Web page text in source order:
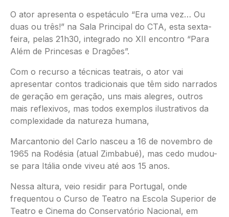
O ator apresenta o espetáculo “Era uma vez… Ou
duas ou três!” na Sala Principal do CTA, esta sexta-
feira, pelas 21h30, integrado no XII encontro “Para
Além de Princesas e Dragões”.
Com o recurso a técnicas teatrais, o ator vai
apresentar contos tradicionais que têm sido narrados
de geração em geração, uns mais alegres, outros
mais reflexivos, mas todos exemplos ilustrativos da
complexidade da natureza humana,
Marcantonio del Carlo nasceu a 16 de novembro de
1965 na Rodésia (atual Zimbabué), mas cedo mudou-
se para Itália onde viveu até aos 15 anos.
Nessa altura, veio residir para Portugal, onde
frequentou o Curso de Teatro na Escola Superior de
Teatro e Cinema do Conservatório Nacional, em